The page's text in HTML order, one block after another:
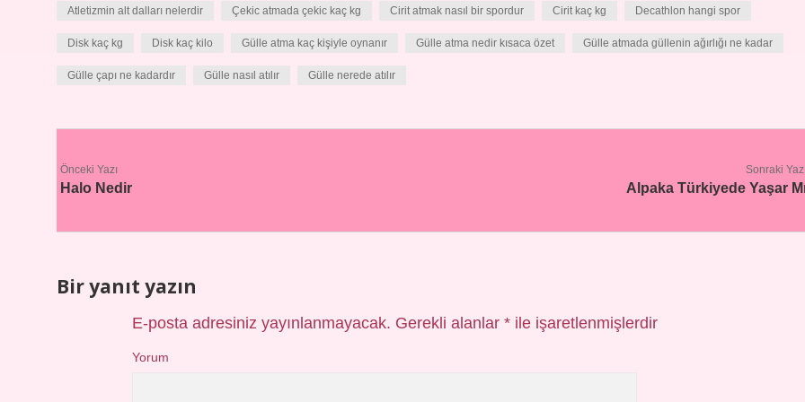
Atletizmin alt dalları nelerdir Çekic atmada çekic kaç kg Cirit atmak nasıl bir spordur Cirit kaç kg Decathlon hangi spor
Disk kaç kg Disk kaç kilo Gülle atma kaç kişiyle oynanır Gülle atma nedir kısaca özet Gülle atmada güllenin ağırlığı ne kadar
Gülle çapı ne kadardır Gülle nasıl atılır Gülle nerede atılır
Önceki Yazı
Halo Nedir
Sonraki
Alpaka Türkiyede Yaşar
Bir yanıt yazın
E-posta adresiniz yayınlanmayacak. Gerekli alanlar *ile işaretlenmişlerdir
Yorum